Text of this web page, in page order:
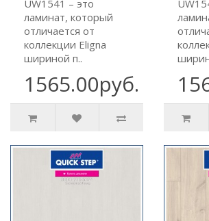
UW1541 – это
ламинат, который
отличается от
коллекции Eligna
шириной п..
1565.00руб.